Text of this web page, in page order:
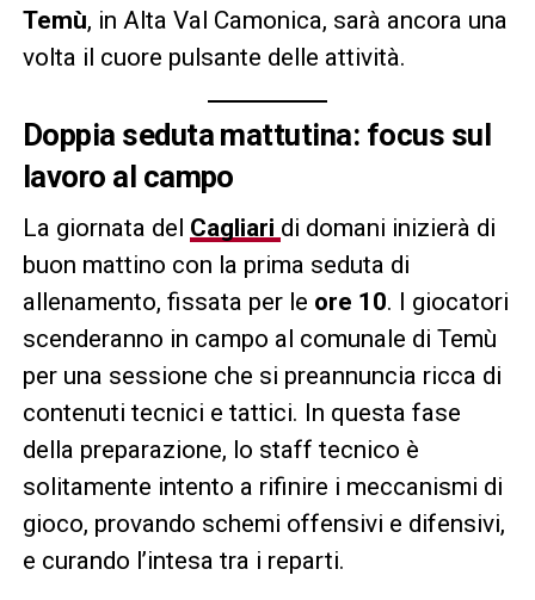
Temù, in Alta Val Camonica, sarà ancora una
volta il cuore pulsante delle attività.
Doppia seduta mattutina: focus sul
lavoro al campo
La giornata del Cagliari di domani inizierà di
buon mattino con la prima seduta di
allenamento, fissata per le ore 10. I giocatori
scenderanno in campo al comunale di Temù
per una sessione che si preannuncia ricca di
contenuti tecnici e tattici. In questa fase
della preparazione, lo staff tecnico è
solitamente intento a rifinire i meccanismi di
gioco, provando schemi offensivi e difensivi,
e curando l’intesa tra i reparti.